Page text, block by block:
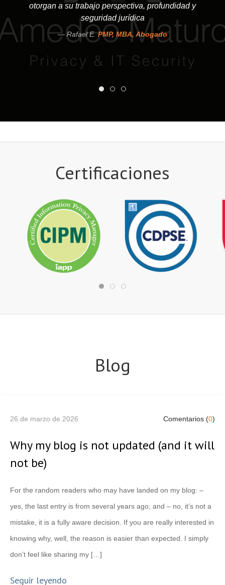
otorgan a su trabajo perspectiva, profundidad y
seguridad jurídica
Rafael E.PMP, MBA, Abogado
Certificaciones
Blog
26 de marzo de 2026 Comentarios (0)
Why my blog is not updated (and it will
not be)
For the random readers who may have landed on my blog: –
yes, the last entry is from several years ago; and – no, it’s not a
mistake, it is a fully aware decision. If you are really interested in
knowing why, well, the reason is easier than expected. I simply
don’t feel like sharing my […]
Seguir leyendo